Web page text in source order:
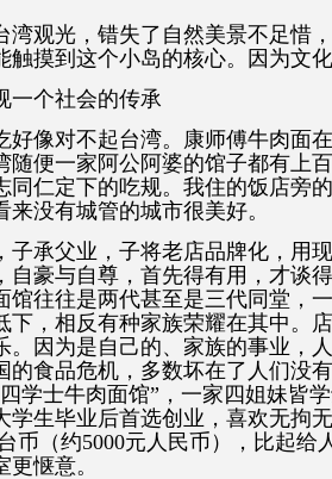
湾观光，错失了自然美景不足惜
触摸到这个小岛的核心。因为文
一个社会的传承
好像对不起台湾。康师傅牛肉面
随便一家阿公阿婆的馆子都有上
同仁定下的吃规。我住的饭店旁
来没有城管的城市很美好。
子承父业，子将老店品牌化，用
自豪与自尊，首先得有用，才谈
馆往往是两代甚至是三代同堂，
下，相反有种家族荣耀在其中。
。因为是自己的、家族的事业，
的食品危机，多数坏在了人们没
学士牛肉面馆”，一家四姐妹皆
学生毕业后首选创业，喜欢无拘
币（约5000元人民币），比起给
惬意。